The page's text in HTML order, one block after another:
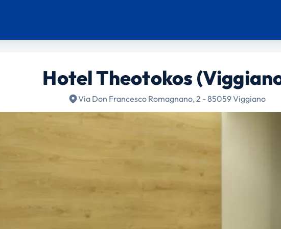
Hotel Theotokos
Via Don Francesco Romagnano, 2 - 85059 Viggiano